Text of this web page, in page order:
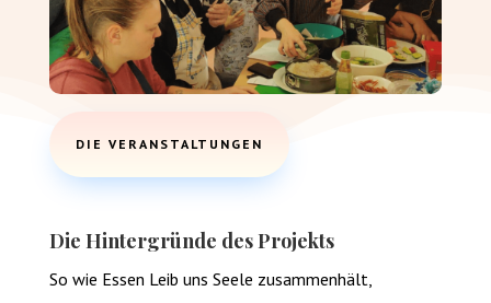
DIE VERANSTALTUNGEN
Die Hintergründe des Projekts
So wie Essen Leib uns Seele zusammenhält,